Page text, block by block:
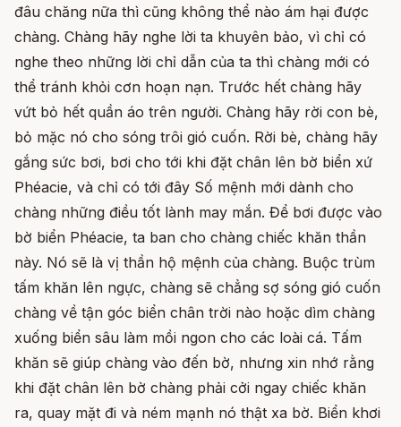
đâu chăng nữa thì cũng không thể nào ám hại được
chàng. Chàng hãy nghe lời ta khuyên bảo, vì chỉ có
nghe theo những lời chỉ dẫn của ta thì chàng mới có
thể tránh khỏi cơn hoạn nạn. Trước hết chàng hãy
vứt bỏ hết quần áo trên người. Chàng hãy rời con bè,
bỏ mặc nó cho sóng trôi gió cuốn. Rời bè, chàng hãy
gắng sức bơi, bơi cho tới khi đặt chân lên bờ biển xứ
Phéacie, và chỉ có tới đây Số mệnh mới dành cho
chàng những điều tốt lành may mắn. Để bơi được vào
bờ biển Phéacie, ta ban cho chàng chiếc khăn thần
này. Nó sẽ là vị thần hộ mệnh của chàng. Buộc trùm
tấm khăn lên ngực, chàng sẽ chẳng sợ sóng gió cuốn
chàng về tận góc biển chân trời nào hoặc dìm chàng
xuống biển sâu làm mồi ngon cho các loài cá. Tấm
khăn sẽ giúp chàng vào đến bờ, nhưng xin nhớ rằng
khi đặt chân lên bờ chàng phải cởi ngay chiếc khăn
ra, quay mặt đi và ném mạnh nó thật xa bờ. Biển khơi